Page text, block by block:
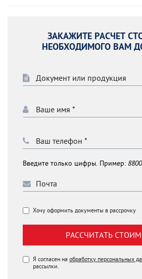
ЗАКАЖИТЕ РАСЧЕТ
НЕОБХОДИМОГО ВАМ
Введите только цифры. Пример:
Хочу оформить документы в рассрочку
РАССЧИТАТЬ
Я согласен на обработку персональных
рассылки.